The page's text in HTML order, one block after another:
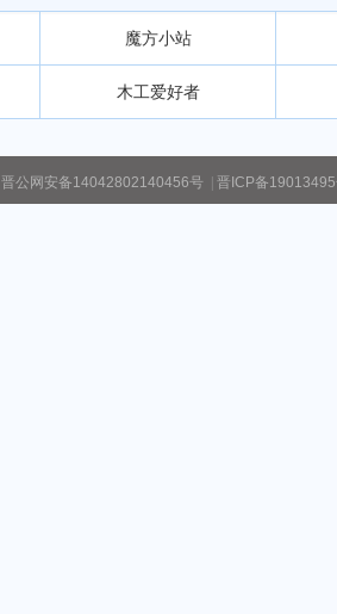
魔方小站
木工爱好者
晋公网安备14042802140456号 | 晋ICP备